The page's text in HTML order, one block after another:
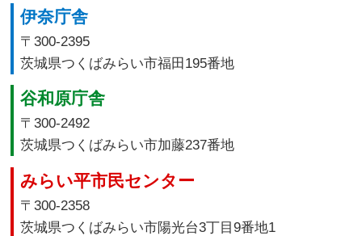
伊奈庁舎
〒300-2395
茨城県つくばみらい市福田195番地
谷和原庁舎
〒300-2492
茨城県つくばみらい市加藤237番地
みらい平市民センター
〒300-2358
茨城県つくばみらい市陽光台3丁目9番地1